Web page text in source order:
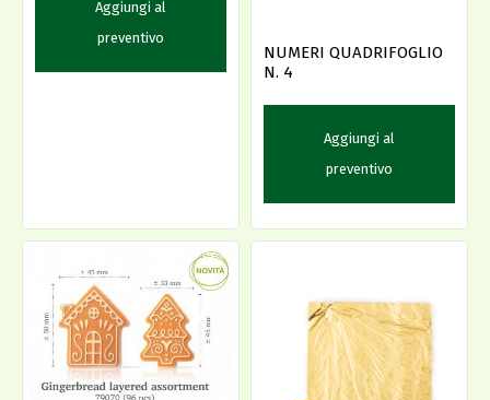
Aggiungi al
preventivo
NUMERI QUADRIFOGLIO
N. 4
Aggiungi al
preventivo